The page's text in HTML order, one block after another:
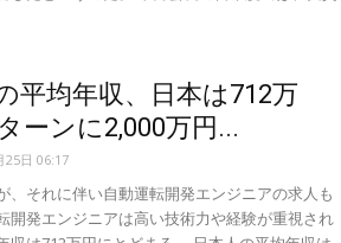
平均年収、日本は712万
ーンに2,000万円...
25日 06:17
、それに伴い自動運転開発エンジニアの求人も
開発エンジニアは高い技術力や経験が重視され